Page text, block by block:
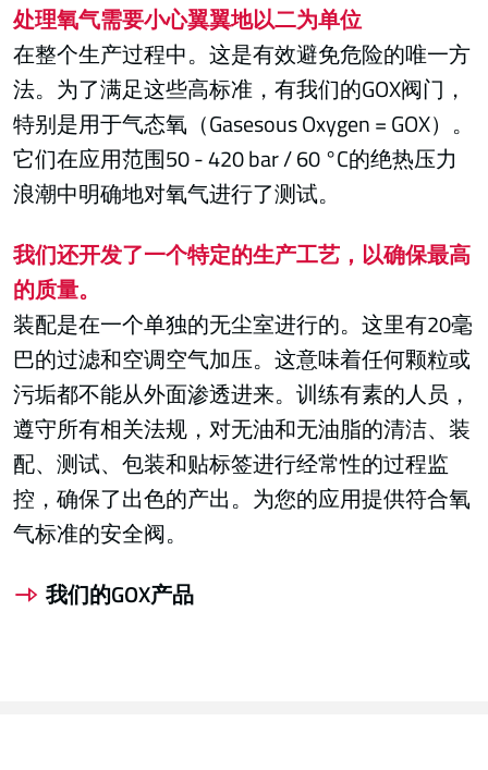
处理氧气需要小心翼翼地以二为单位
在整个生产过程中。这是有效避免危险的唯一方
法。为了满足这些高标准，有我们的GOX阀门，
特别是用于气态氧（Gasesous Oxygen = GOX）。
它们在应用范围50 - 420 bar / 60 °C的绝热压力
浪潮中明确地对氧气进行了测试。
我们还开发了一个特定的生产工艺，以确保最高
的质量。
装配是在一个单独的无尘室进行的。这里有20毫
巴的过滤和空调空气加压。这意味着任何颗粒或
污垢都不能从外面渗透进来。训练有素的人员，
遵守所有相关法规，对无油和无油脂的清洁、装
配、测试、包装和贴标签进行经常性的过程监
控，确保了出色的产出。为您的应用提供符合氧
气标准的安全阀。
我们的GOX产品